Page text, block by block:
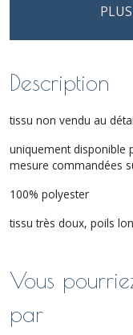
Description
tissu non vendu au
uniquement disponible
mesure commandées
100% polyester
tissu très doux, poils
Vous
par